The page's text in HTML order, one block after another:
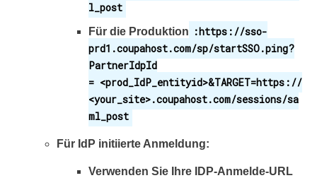
l_post
Für die Produktion :https://sso-
prd1.coupahost.com/sp/startSSO.ping?
PartnerIdpId
= <prod_IdP_entityid>&TARGET=https://
<your_site>.coupahost.com/sessions/sa
ml_post
Für IdP initiierte Anmeldung:
Verwenden Sie Ihre IDP-Anmelde-URL